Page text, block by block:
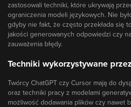
zastosowali techniki, które ukrywają
ograniczenia modeli językowych. Nie
gdyby nie fakt, że często przekłada się
jakości generowanych odpowiedzi czy
zauważenia błędy.
Techniki wykorzystywane
Twórcy ChatGPT czy Cursor mają do
oraz techniki pracy z modelami
możliwość dodawania plików czy nawet